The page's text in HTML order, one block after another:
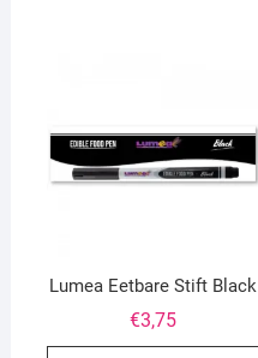
Lumea Eetbare Stift Black
€3,75